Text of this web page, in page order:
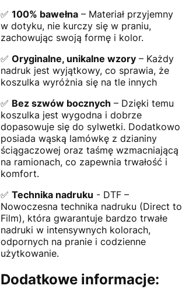
✅100% bawełna – Materiał przyjemny
w dotyku, nie kurczy się w praniu,
zachowując swoją formę i kolor.
✅Oryginalne, unikalne wzory – Każdy
nadruk jest wyjątkowy, co sprawia, że
koszulka wyróżnia się na tle innych
✅ Bez szwów bocznych – Dzięki temu
koszulka jest wygodna i dobrze
dopasowuje się do sylwetki. Dodatkowo
posiada wąską lamówkę z dzianiny
ściągaczowej oraz taśmę wzmacniającą
na ramionach, co zapewnia trwałość i
komfort.
✅Technika nadruku - DTF –
Nowoczesna technika nadruku (Direct to
Film), która gwarantuje bardzo trwałe
nadruki w intensywnych kolorach,
odpornych na pranie i codzienne
użytkowanie.
Dodatkowe informacje: